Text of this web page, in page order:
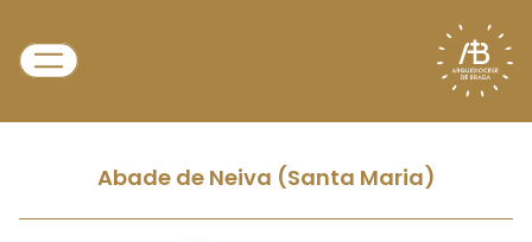
Abade de Neiva (Santa Maria)